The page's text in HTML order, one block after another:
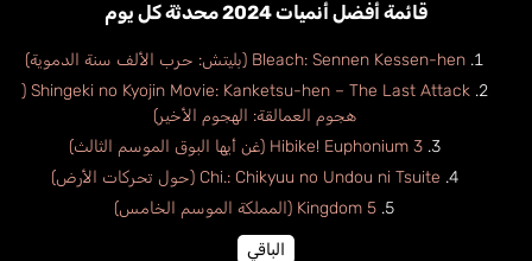
قائمة أفضل أنميات 2024 محدثة كل يوم
Bleach: Sennen Kessen-hen (بليتش: حرب الألف سنة الدموية)
Shingeki no Kyojin Movie: Kanketsu-hen – The Last Attack (
هجوم العمالقة: الهجوم الأخير)
Hibike! Euphonium 3 (غن أيها البوق الموسم الثالث)
Chi.: Chikyuu no Undou ni Tsuite (حول تحركات الأرض)
Kingdom 5 (المملكة الموسم الخامس)
الباقي